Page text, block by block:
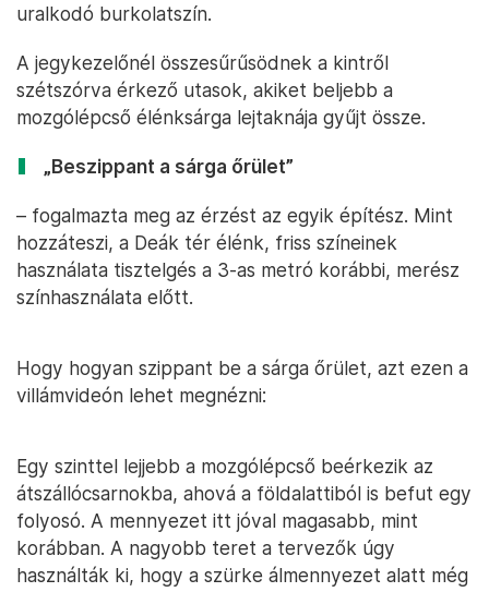
uralkodó burkolatszín.
A jegykezelőnél összesűrűsödnek a kintről
szétszórva érkező utasok, akiket beljebb a
mozgólépcső élénksárga lejtaknája gyűjt össze.
„Beszippant a sárga őrület”
– fogalmazta meg az érzést az egyik építész. Mint
hozzáteszi, a Deák tér élénk, friss színeinek
használata tisztelgés a 3-as metró korábbi, merész
színhasználata előtt.
Hogy hogyan szippant be a sárga őrület, azt ezen a
villámvideón lehet megnézni:
Egy szinttel lejjebb a mozgólépcső beérkezik az
átszállócsarnokba, ahová a földalattiból is befut egy
folyosó. A mennyezet itt jóval magasabb, mint
korábban. A nagyobb teret a tervezők úgy
használták ki, hogy a szürke álmennyezet alatt még